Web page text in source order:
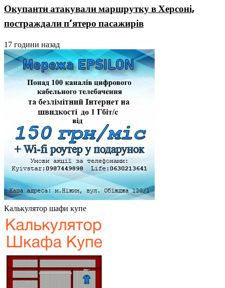
Окупанти атакували маршрутку в Херсоні,
постраждали п’ятеро пасажирів
17 години назад
Калькулятор шафи купе